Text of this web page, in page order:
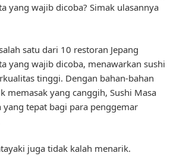
yang wajib dicoba? Simak ulasannya
satu dari 10 restoran Jepang
yang wajib dicoba, menawarkan sushi
tinggi. Dengan bahan-bahan
memasak yang canggih, Sushi Masa
tepat bagi para penggemar
juga tidak kalah menarik.